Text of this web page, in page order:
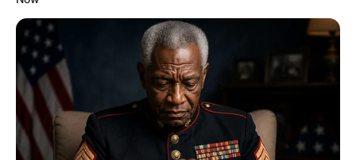
Επισκεφτείτε το κανάλι μου στο youtube
αν
ψάχνετε πραγματικά να βρείτε την αλήθεια… Η
Ενημέρωση που δεν θα ακούσετε ποτέ από τα
κυρίαρχα ΜΜΕ… Υποστηρίξτε αυτόν τον αγώνα με
την εγγραφή, τα κόσμια σχόλια και τα λάικ σας…